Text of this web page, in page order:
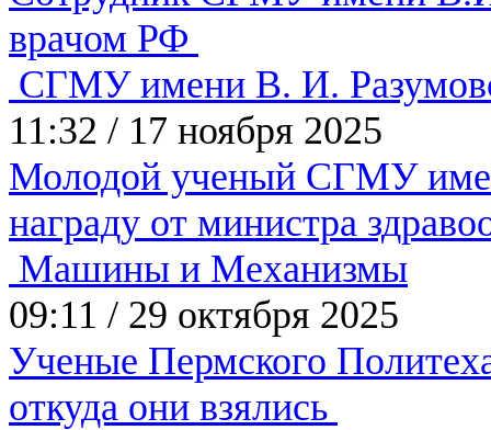
врачом РФ
СГМУ имени В. И.
11:32 / 17 ноября 2025
Молодой ученый СГМУ
награду от министра
Машины и Механизмы
09:11 / 29 октября 2025
Ученые Пермского
откуда они взялись